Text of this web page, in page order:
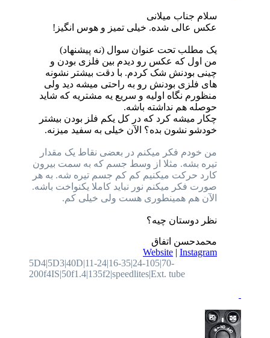
سلام جناب میلانی
عکس عالی شده. خیلی تمیز و هوس انگیز!
یک مطلب تحت عنوان سوال (نه پیشنهاد)
من اول که عکس رو دیدم بین فلزی بودن و
چینی بودنش شک کردم. با دقت بیشتر نشونه
های فلزی بودنش رو به راحتی میشه دید ولی
منظورم نگاه اولیه و سریع یه مشتریه که شاید
حوصله هم نداشته باشه.
چکار میشه کرد که در کل یکم فلز بودن بیشتر
خودشو نشون بده؟ الآن خیلی به سفید میزنه.
من خودم فکر میکنم در بعضی نقاط یک مقدار
تیره بشه. مثلا از وسط جسم که به سمت بیرون
کارد حرکت میکنیم کم کم جسم تیره شه. به هر
صورت فکر میکنم نور نباید کاملا یکنواخت باشه.
الآن هم همینطوری هست ولی خیلی کم.
نظر دوستان چیه؟
محمدحسن اتفاق
Website | Instagram
5D4|5D3|40D|11-24|16-35|24-105|70-
200f4IS|50f1.4|135f2|speedlites|Ext. tube